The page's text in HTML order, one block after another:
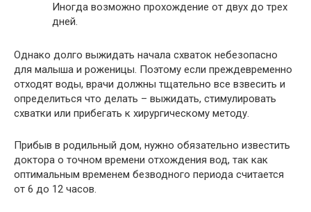
Иногда возможно прохождение от двух до трех
дней.
Однако долго выжидать начала схваток небезопасно
для малыша и роженицы. Поэтому если преждевременно
отходят воды, врачи должны тщательно все взвесить и
определиться что делать – выжидать, стимулировать
схватки или прибегать к хирургическому методу.
Прибыв в родильный дом, нужно обязательно известить
доктора о точном времени отхождения вод, так как
оптимальным временем безводного периода считается
от 6 до 12 часов.